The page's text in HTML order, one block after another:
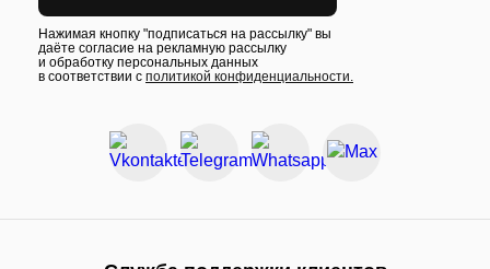
Нажимая кнопку "подписаться на рассылку" вы
даёте согласие на рекламную рассылку
и обработку персональных данных
в соответствии с политикой конфиденциальности.